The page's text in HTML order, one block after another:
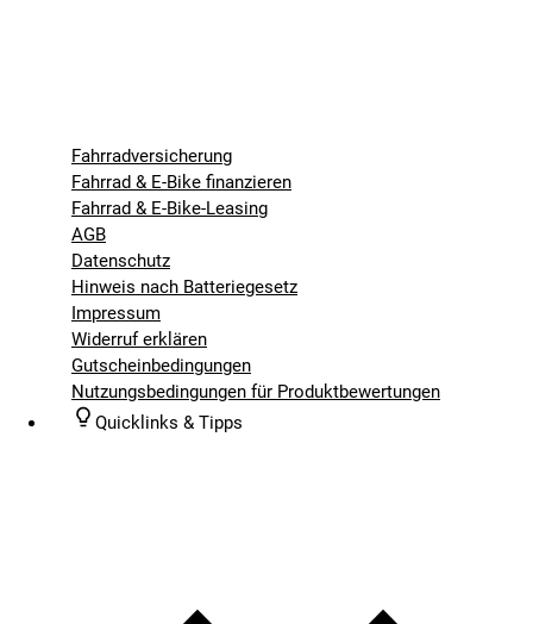
Fahrradversicherung
Fahrrad & E-Bike finanzieren
Fahrrad & E-Bike-Leasing
AGB
Datenschutz
Hinweis nach Batteriegesetz
Impressum
Widerruf erklären
Gutscheinbedingungen
Nutzungsbedingungen für Produktbewertungen
Quicklinks & Tipps